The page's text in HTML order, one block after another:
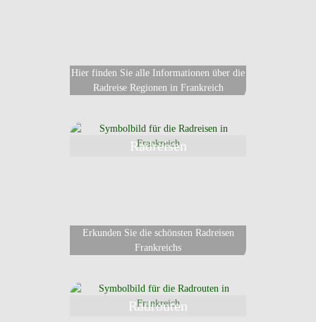
Hier finden Sie alle Informationen über die
Radreise Regionen in Frankreich
Radreisen
Erkunden Sie die schönsten Radreisen
Frankreichs
Radrouten